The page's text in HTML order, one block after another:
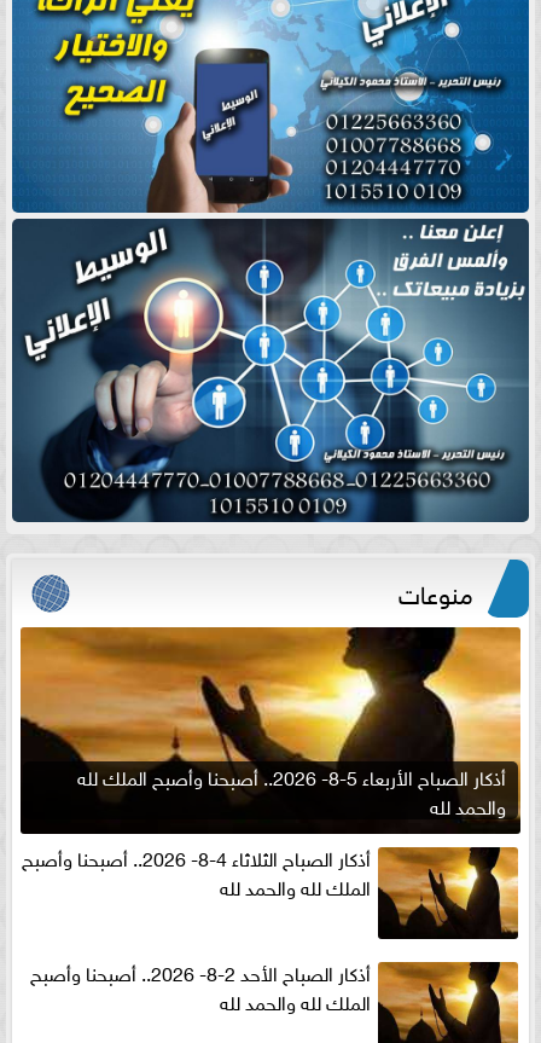
منوعات
أذكار الصباح الأربعاء 5-8- 2026.. أصبحنا وأصبح الملك لله
والحمد لله
أذكار الصباح الثلاثاء 4-8- 2026.. أصبحنا وأصبح
الملك لله والحمد لله
أذكار الصباح الأحد 2-8- 2026.. أصبحنا وأصبح
الملك لله والحمد لله